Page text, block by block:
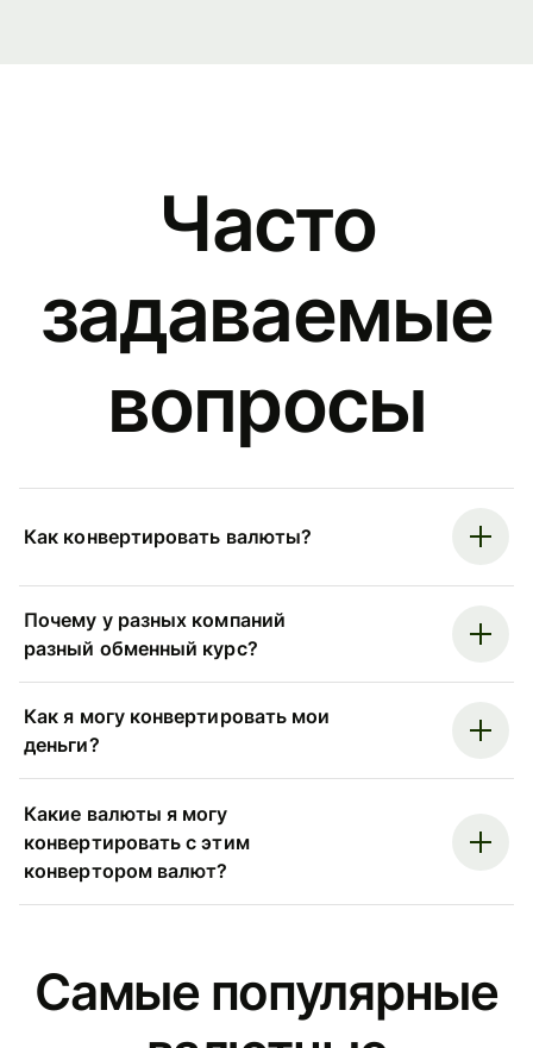
Часто
задаваемые
вопросы
Как конвертировать валюты?
Почему у разных компаний
разный обменный курс?
Как я могу конвертировать мои
деньги?
Какие валюты я могу
конвертировать с этим
конвертором валют?
Самые популярные